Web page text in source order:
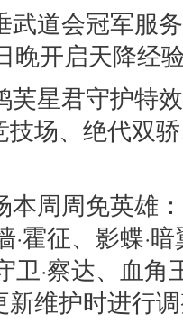
武道会冠军服
晚开启天降经
芙星君守护特
场、绝代双
本周周免英雄
·霍征、影蝶·
卫·察达、血角
维护时进行